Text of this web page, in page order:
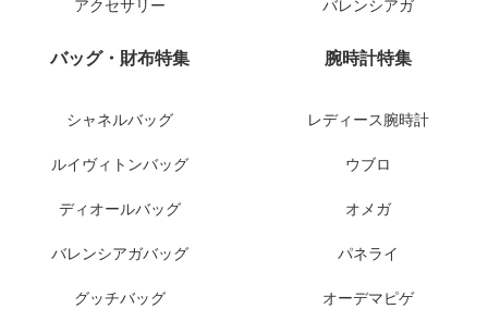
アクセサリー バレンシアガ
バッグ・財布特集
シャネルバッグ
ルイヴィトンバッグ
ディオールバッグ
バレンシアガバッグ
グッチバッグ
腕時計特集
レディース腕時計
ウブロ
オメガ
パネライ
オーデマピゲ